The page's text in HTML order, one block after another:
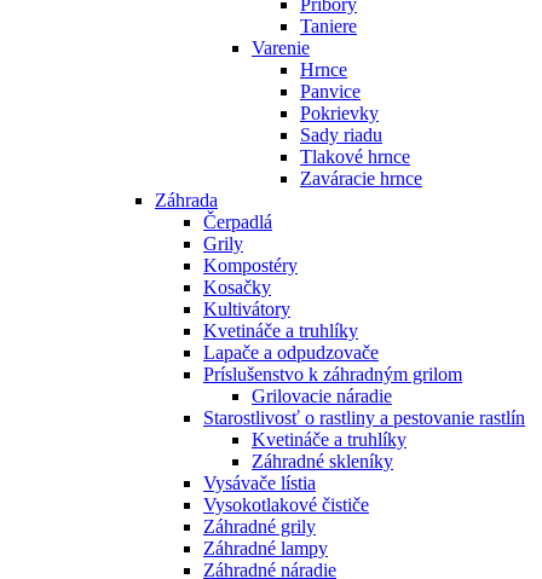
Príbory
Taniere
Varenie
Hrnce
Panvice
Pokrievky
Sady riadu
Tlakové hrnce
Zaváracie hrnce
Záhrada
Čerpadlá
Grily
Kompostéry
Kosačky
Kultivátory
Kvetináče a truhlíky
Lapače a odpudzovače
Príslušenstvo k záhradným grilom
Grilovacie náradie
Starostlivosť o rastliny a pestovanie rastlín
Kvetináče a truhlíky
Záhradné skleníky
Vysávače lístia
Vysokotlakové čističe
Záhradné grily
Záhradné lampy
Záhradné náradie